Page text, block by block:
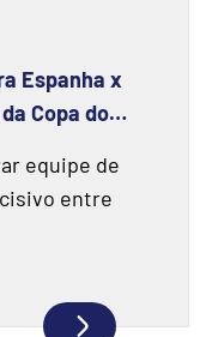
Espanha x
Copa do
equipe de
entre